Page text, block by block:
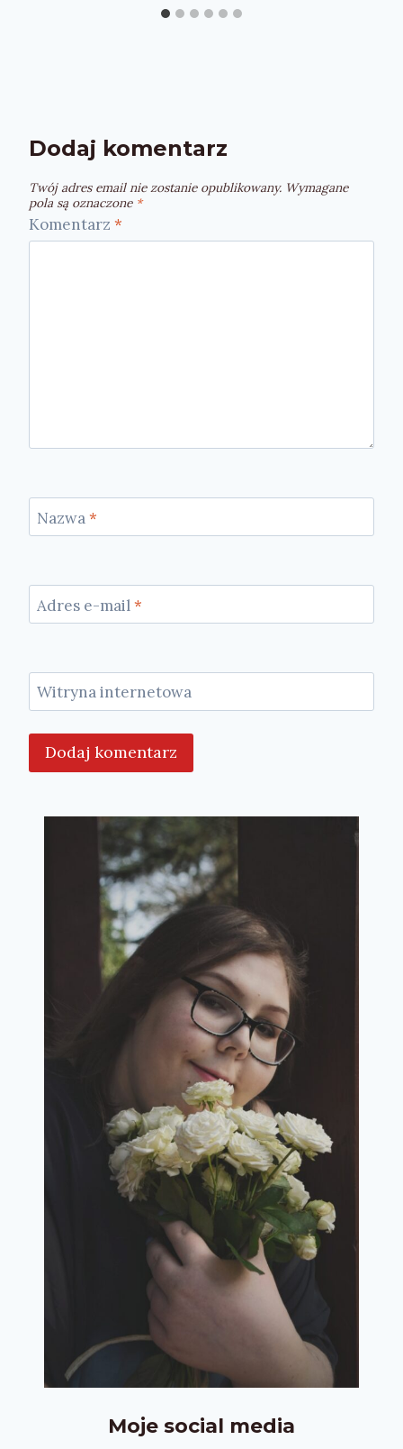
Dodaj komentarz
Twój adres email nie zostanie opublikowany. Wymagane
pola są oznaczone *
Komentarz *
Nazwa*
Adres e-mail*
Witryna internetowa
Moje social media